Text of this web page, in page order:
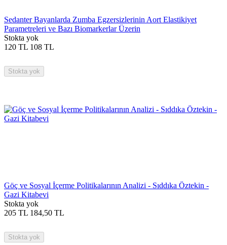
Sedanter Bayanlarda Zumba Egzersizlerinin Aort Elastikiyet
Parametreleri ve Bazı Biomarkerlar Üzerin
Stokta yok
120 TL 108 TL
Stokta yok
Göç ve Sosyal İçerme Politikalarının Analizi - Sıddıka Öztekin -
Gazi Kitabevi
Stokta yok
205 TL 184,50 TL
Stokta yok